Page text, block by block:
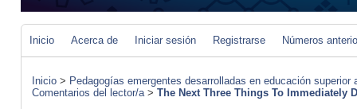
Inicio Acerca de Iniciar sesión Registrarse Números
Inicio > Pedagogías emergentes desarrolladas en educación
Comentarios del lector/a> The Next Three Things To Immediately